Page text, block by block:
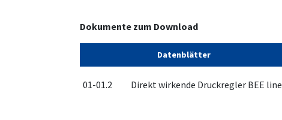
Dokumente zum Download
Datenblätter
01-01.2 Direkt wirkende Druckregler BEE line